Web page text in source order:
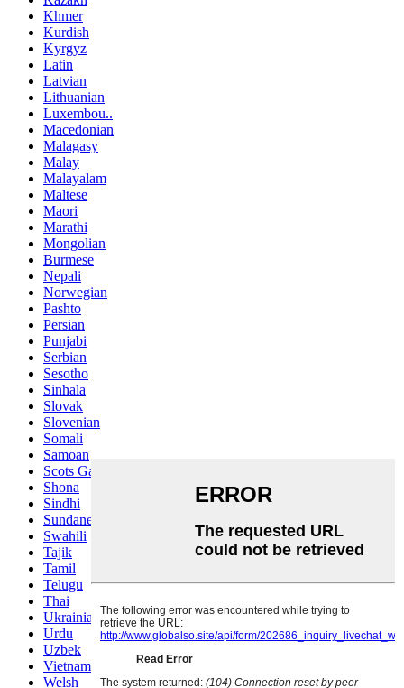
Khmer
Kurdish
Kyrgyz
Latin
Latvian
Lithuanian
Luxembou..
Macedonian
Malagasy
Malay
Malayalam
Maltese
Maori
Marathi
Mongolian
Burmese
Nepali
Norwegian
Pashto
Persian
Punjabi
Serbian
Sesotho
Sinhala
Slovak
Slovenian
Somali
Samoan
Scots Gaelic
Shona
Sindhi
Sundanese
Swahili
Tajik
Tamil
Telugu
Thai
Ukrainian
Urdu
Uzbek
Vietnamese
Welsh